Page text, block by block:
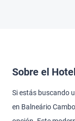
Sobre el
Si estás buscando
en Balneário